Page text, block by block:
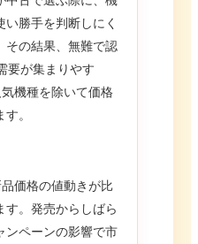
勝手を判断しにく
その結果、無難で認
要が集まりやす
機種を除いて価格
。
価格の値動きが比
す。発売からしばら
ンペーンの影響で市